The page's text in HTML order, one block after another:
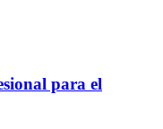
para el